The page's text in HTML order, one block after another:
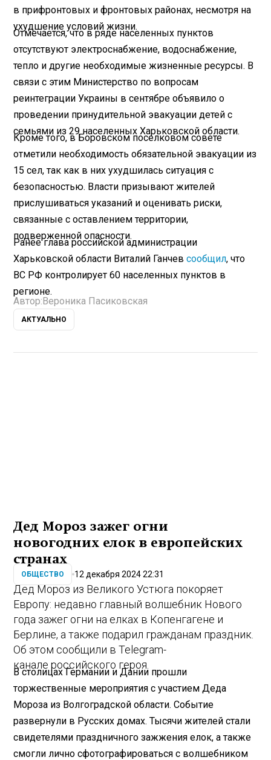
в прифронтовых и фронтовых районах, несмотря на
ухудшение условий жизни.
Отмечается, что в ряде населенных пунктов
отсутствуют электроснабжение, водоснабжение,
тепло и другие необходимые жизненные ресурсы. В
связи с этим Министерство по вопросам
реинтеграции Украины в сентябре объявило о
проведении принудительной эвакуации детей с
семьями из 29 населенных Харьковской области.
Кроме того, в Боровском поселковом совете
отметили необходимость обязательной эвакуации из
15 сел, так как в них ухудшилась ситуация с
безопасностью. Власти призывают жителей
прислушиваться указаний и оценивать риски,
связанные с оставлением территории,
подверженной опасности.
Ранее глава российской администрации
Харьковской области Виталий Ганчевсообщил, что
ВС РФ контролирует 60 населенных пунктов в
регионе.
Автор: Вероника Пасиковская
АКТУАЛЬНО
Дед Мороз зажег огни
новогодних елок в европейских
странах
ОБЩЕСТВО 12 декабря 2024 22:31
Дед Мороз из Великого Устюга покоряет
Европу: недавно главный волшебник Нового
года зажег огни на елках в Копенгагене и
Берлине, а также подарил гражданам праздник.
Об этом сообщили в Telegram-
канале российского героя.
В столицах Германии и Дании прошли
торжественные мероприятия с участием Деда
Мороза из Волгоградской области. Событие
развернули в Русских домах. Тысячи жителей стали
свидетелями праздничного зажжения елок, а также
смогли лично сфотографироваться с волшебником